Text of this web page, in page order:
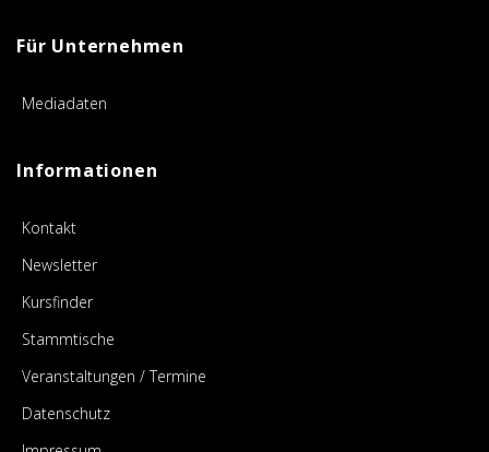
Für Unternehmen
Mediadaten
Informationen
Kontakt
Newsletter
Kursfinder
Stammtische
Veranstaltungen / Termine
Datenschutz